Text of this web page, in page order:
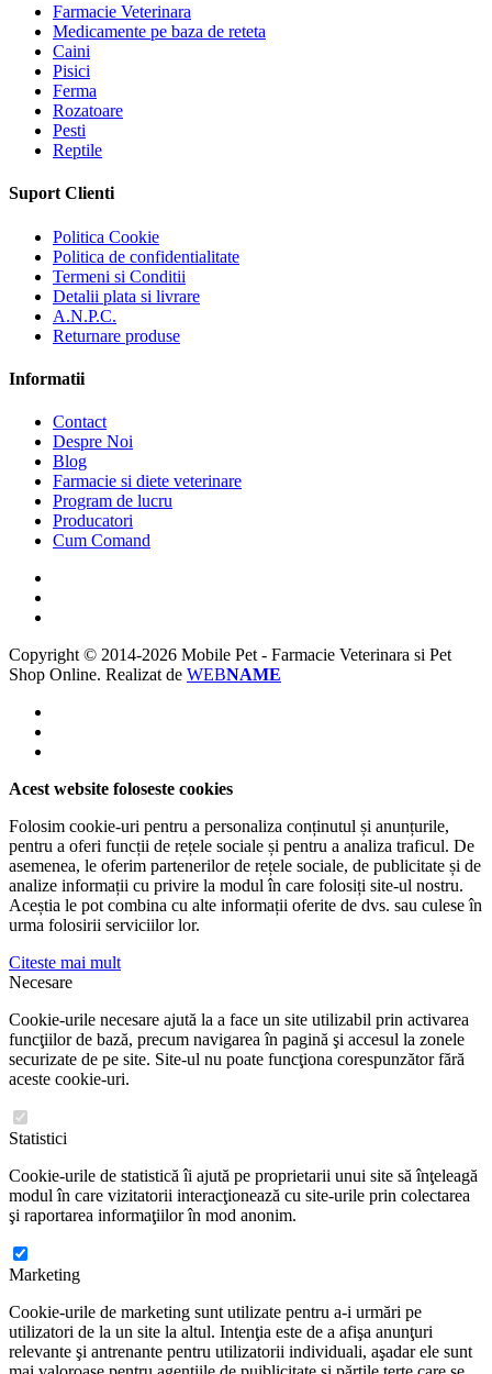
Farmacie Veterinara
Medicamente pe baza de reteta
Caini
Pisici
Ferma
Rozatoare
Pesti
Reptile
Suport Clienti
Politica Cookie
Politica de confidentialitate
Termeni si Conditii
Detalii plata si livrare
A.N.P.C.
Returnare produse
Informatii
Contact
Despre Noi
Blog
Farmacie si diete veterinare
Program de lucru
Producatori
Cum Comand
Copyright © 2014-2026 Mobile Pet - Farmacie Veterinara si Pet
Shop Online. Realizat de WEBNAME
Acest website foloseste cookies
Folosim cookie-uri pentru a personaliza conținutul și anunțurile,
pentru a oferi funcții de rețele sociale și pentru a analiza traficul. De
asemenea, le oferim partenerilor de rețele sociale, de publicitate și de
analize informații cu privire la modul în care folosiți site-ul nostru.
Aceștia le pot combina cu alte informații oferite de dvs. sau culese în
urma folosirii serviciilor lor.
Citeste mai mult
Necesare
Cookie-urile necesare ajută la a face un site utilizabil prin activarea
funcţiilor de bază, precum navigarea în pagină şi accesul la zonele
securizate de pe site. Site-ul nu poate funcţiona corespunzător fără
aceste cookie-uri.
Statistici
Cookie-urile de statistică îi ajută pe proprietarii unui site să înţeleagă
modul în care vizitatorii interacţionează cu site-urile prin colectarea
şi raportarea informaţiilor în mod anonim.
Marketing
Cookie-urile de marketing sunt utilizate pentru a-i urmări pe
utilizatori de la un site la altul. Intenţia este de a afişa anunţuri
relevante şi antrenante pentru utilizatorii individuali, aşadar ele sunt